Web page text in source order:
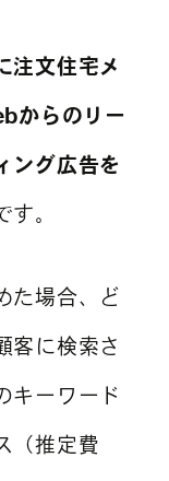
注文住宅メ
からのリー
ング広告を
す。
た場合、ど
客に検索さ
キーワード
（推定費